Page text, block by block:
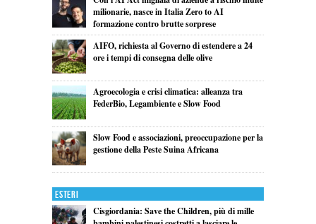
milionarie, nasce in Italia Zero to AI
formazione contro brutte sorprese
AIFO, richiesta al Governo di estendere a 24
ore i tempi di consegna delle olive
Agroecologia e crisi climatica: alleanza tra
FederBio, Legambiente e Slow Food
Slow Food e associazioni, preoccupazione per la
gestione della Peste Suina Africana
Esteri
Cisgiordania: Save the Children, più di mille